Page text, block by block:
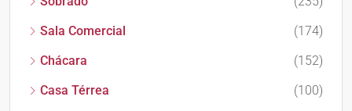
Sala Comercial
(174)
Chácara
(152)
Casa Térrea
(100)